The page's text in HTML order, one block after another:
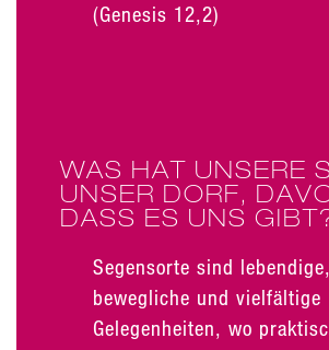
(Genesis 12,2)
WAS HAT UNSERE
UNSER DORF,
DASS ES UNS
Segensorte sind lebendige,
bewegliche und vielfältige
Gelegenheiten, wo